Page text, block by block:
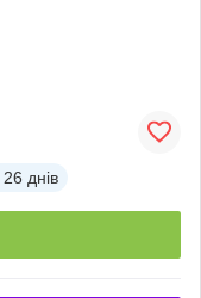
26 днів